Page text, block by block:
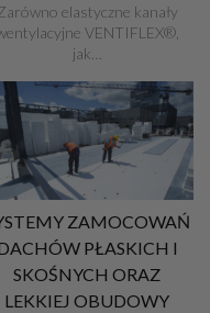
elastyczne kanały
VENTIFLEX®,
jak…
ZAMOCOWAŃ
PŁASKICH I
SKOŚNYCH ORAZ
LEKKIEJ OBUDOWY